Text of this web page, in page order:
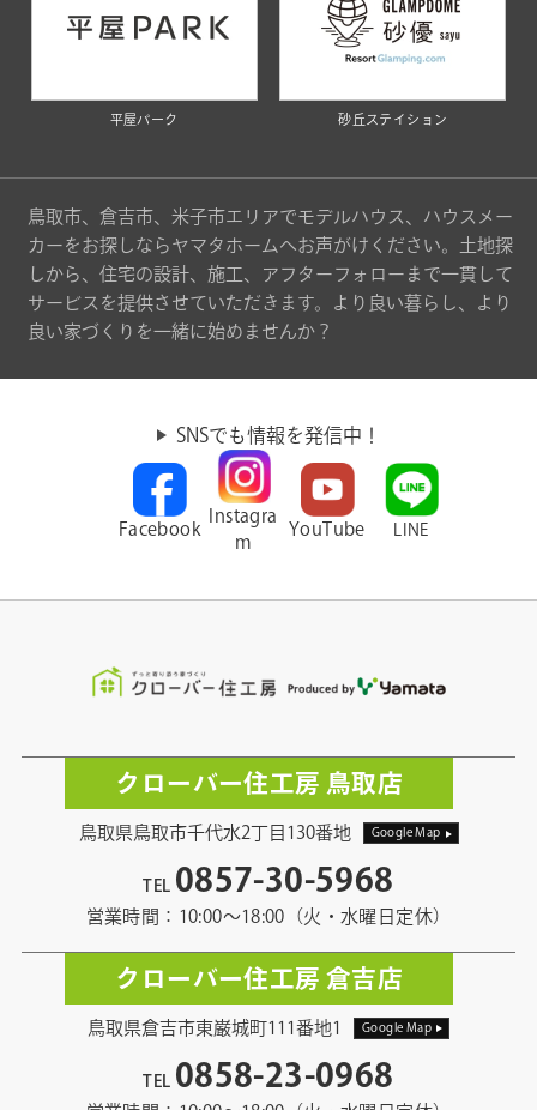
平屋パーク 砂丘ステイション
鳥取市、倉吉市、米子市エリアでモデルハウス、ハウスメー
カーをお探しならヤマタホームへお声がけください。土地探
しから、住宅の設計、施工、アフターフォローまで一貫して
サービスを提供させていただきます。より良い暮らし、より
良い家づくりを一緒に始めませんか？
SNSでも情報を発信中！
Facebook
Instagra
m
YouTube LINE
クローバー住工房 鳥取店
鳥取県鳥取市千代水2丁目130番地 Google Map
TEL 0857-30-5968
営業時間：10:00〜18:00（火・水曜日定休）
クローバー住工房 倉吉店
鳥取県倉吉市東巌城町111番地1 Google Map
TEL 0858-23-0968